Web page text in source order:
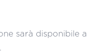
sarà disponibile a